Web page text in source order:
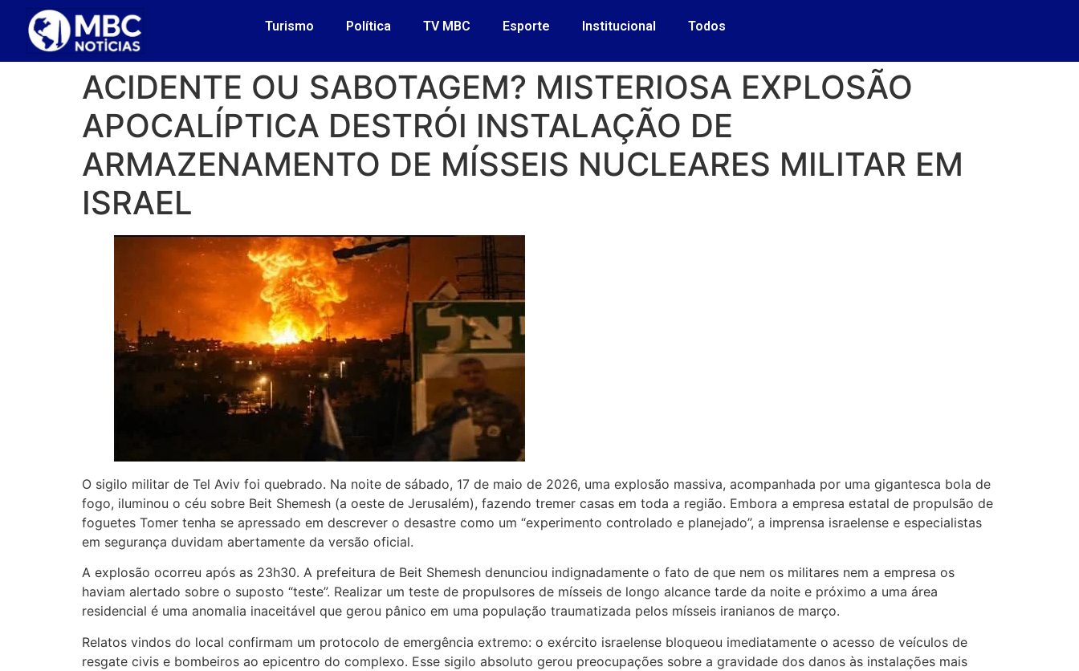
Turismo Política TV MBC Esporte Institucional Todos
ACIDENTE OU SABOTAGEM? MISTERIOSA EXPLOSÃO
APOCALÍPTICA DESTRÓI INSTALAÇÃO DE
ARMAZENAMENTO DE MÍSSEIS NUCLEARES MILITAR EM
ISRAEL
O sigilo militar de Tel Aviv foi quebrado. Na noite de sábado, 17 de maio de 2026, uma explosão massiva, acompanhada por uma gigantesca bola de
fogo, iluminou o céu sobre Beit Shemesh (a oeste de Jerusalém), fazendo tremer casas em toda a região. Embora a empresa estatal de propulsão de
foguetes Tomer tenha se apressado em descrever o desastre como um “experimento controlado e planejado”, a imprensa israelense e especialistas
em segurança duvidam abertamente da versão oficial.
A explosão ocorreu após as 23h30. A prefeitura de Beit Shemesh denunciou indignadamente o fato de que nem os militares nem a empresa os
haviam alertado sobre o suposto “teste”. Realizar um teste de propulsores de mísseis de longo alcance tarde da noite e próximo a uma área
residencial é uma anomalia inaceitável que gerou pânico em uma população traumatizada pelos mísseis iranianos de março.
Relatos vindos do local confirmam um protocolo de emergência extremo: o exército israelense bloqueou imediatamente o acesso de veículos de
resgate civis e bombeiros ao epicentro do complexo. Esse sigilo absoluto gerou preocupações sobre a gravidade dos danos às instalações mais